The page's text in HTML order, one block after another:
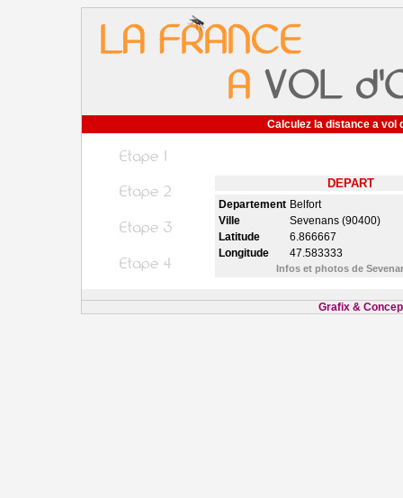
Calculez la distance a vol
DEPART
Departement Belfort
Ville
Sevenans (90400)
Latitude
6.866667
Longitude
47.583333
Infos et photos de
Grafix &